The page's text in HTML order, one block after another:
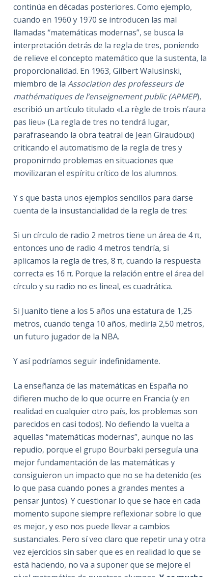
continúa en décadas posteriores. Como ejemplo,
cuando en 1960 y 1970 se introducen las mal
llamadas “matemáticas modernas”, se busca la
interpretación detrás de la regla de tres, poniendo
de relieve el concepto matemático que la sustenta, la
proporcionalidad. En 1963, Gilbert Walusinski,
miembro de la Association des professeurs de
mathématiques de l’enseignement public (APMEP),
escribió un artículo titulado «La règle de trois n’aura
pas lieu» (La regla de tres no tendrá lugar,
parafraseando la obra teatral de Jean Giraudoux)
criticando el automatismo de la regla de tres y
proponirndo problemas en situaciones que
movilizaran el espíritu crítico de los alumnos.
Y s que basta unos ejemplos sencillos para darse
cuenta de la insustancialidad de la regla de tres:
Si un círculo de radio 2 metros tiene un área de 4 π,
entonces uno de radio 4 metros tendría, si
aplicamos la regla de tres, 8 π, cuando la respuesta
correcta es 16 π. Porque la relación entre el área del
círculo y su radio no es lineal, es cuadrática.
Si Juanito tiene a los 5 años una estatura de 1,25
metros, cuando tenga 10 años, mediría 2,50 metros,
un futuro jugador de la NBA.
Y así podríamos seguir indefinidamente.
La enseñanza de las matemáticas en España no
difieren mucho de lo que ocurre en Francia (y en
realidad en cualquier otro país, los problemas son
parecidos en casi todos). No defiendo la vuelta a
aquellas “matemáticas modernas”, aunque no las
repudio, porque el grupo Bourbaki perseguía una
mejor fundamentación de las matemáticas y
consiguieron un impacto que no se ha detenido (es
lo que pasa cuando pones a grandes mentes a
pensar juntos). Y cuestionar lo que se hace en cada
momento supone siempre reflexionar sobre lo que
es mejor, y eso nos puede llevar a cambios
sustanciales. Pero sí veo claro que repetir una y otra
vez ejercicios sin saber que es en realidad lo que se
está haciendo, no va a suponer que se mejore el